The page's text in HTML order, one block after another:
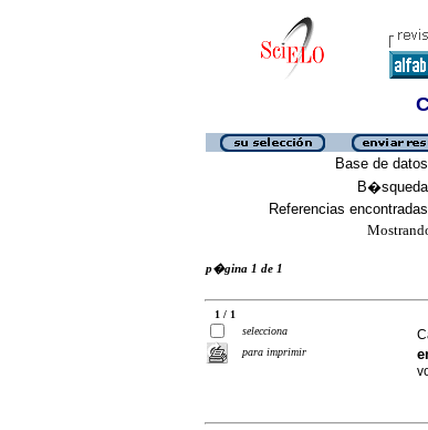
Base de
Referencias
p�gina 1 de 1
1 / 1
selecciona
para imprimir